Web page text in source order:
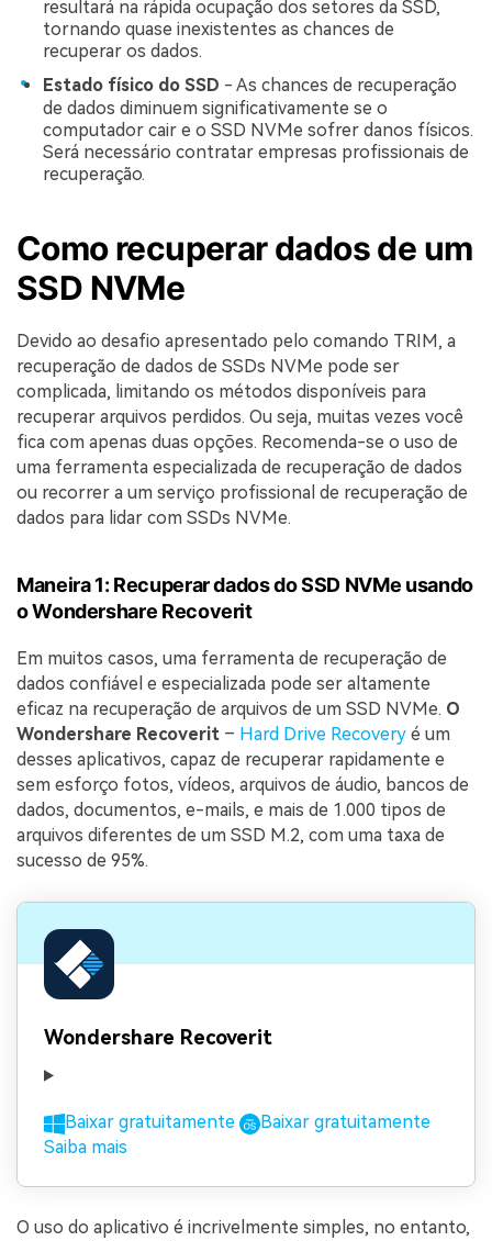
resultará na rápida ocupação dos setores da SSD,
tornando quase inexistentes as chances de
recuperar os dados.
Estado físico do SSD - As chances de recuperação
de dados diminuem significativamente se o
computador cair e o SSD NVMe sofrer danos físicos.
Será necessário contratar empresas profissionais de
recuperação.
Como recuperar dados de um
SSD NVMe
Devido ao desafio apresentado pelo comando TRIM, a
recuperação de dados de SSDs NVMe pode ser
complicada, limitando os métodos disponíveis para
recuperar arquivos perdidos. Ou seja, muitas vezes você
fica com apenas duas opções. Recomenda-se o uso de
uma ferramenta especializada de recuperação de dados
ou recorrer a um serviço profissional de recuperação de
dados para lidar com SSDs NVMe.
Maneira 1: Recuperar dados do SSD NVMe usando
o Wondershare Recoverit
Em muitos casos, uma ferramenta de recuperação de
dados confiável e especializada pode ser altamente
eficaz na recuperação de arquivos de um SSD NVMe. O
Wondershare Recoverit – Hard Drive Recovery é um
desses aplicativos, capaz de recuperar rapidamente e
sem esforço fotos, vídeos, arquivos de áudio, bancos de
dados, documentos, e-mails, e mais de 1.000 tipos de
arquivos diferentes de um SSD M.2, com uma taxa de
sucesso de 95%.
Wondershare Recoverit
Baixar gratuitamente
Baixar gratuitamente
Saiba mais
O uso do aplicativo é incrivelmente simples, no entanto,